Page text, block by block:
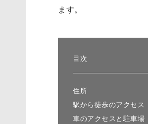
ます。
目次
住所
駅から徒歩のアクセス
車のアクセスと駐車場